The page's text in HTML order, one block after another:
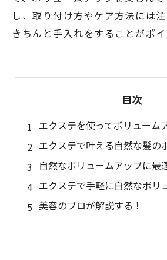
し、取り付け方やケア方法には注
きちんと手入れをすることがポイ
目次
エクステを使ってボリューム
エクステで叶える自然な髪の
自然なボリュームアップに最
エクステで手軽に自然なボリ
美容のプロが解説する！